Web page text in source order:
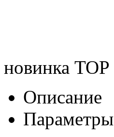
новинка TOP
Описание
Параметры